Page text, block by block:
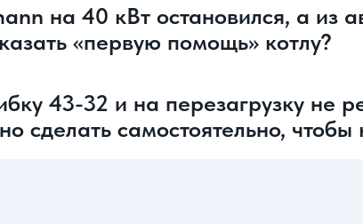
на 40 кВт остановился, а из
«первую помощь» котлу?
43-32 и на перезагрузку не
сделать самостоятельно, чтобы